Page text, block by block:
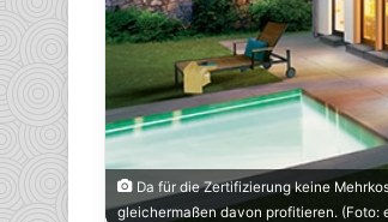
Da für die Zertifizierung keine
gleichermaßen davon profitieren. (Foto: